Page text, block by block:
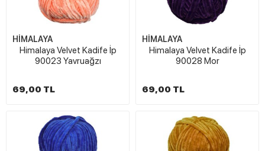
HİMALAYA
Himalaya Velvet Kadife İp
90023 Yavruağzı
69,00 TL
HİMALAYA
Himalaya Velvet Kadife İp
90028 Mor
69,00 TL